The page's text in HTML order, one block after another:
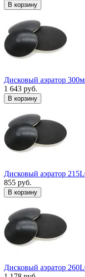
В корзину
Дисковый аэратор
1 643 руб.
В корзину
Дисковый аэратор
855 руб.
В корзину
Дисковый аэратор